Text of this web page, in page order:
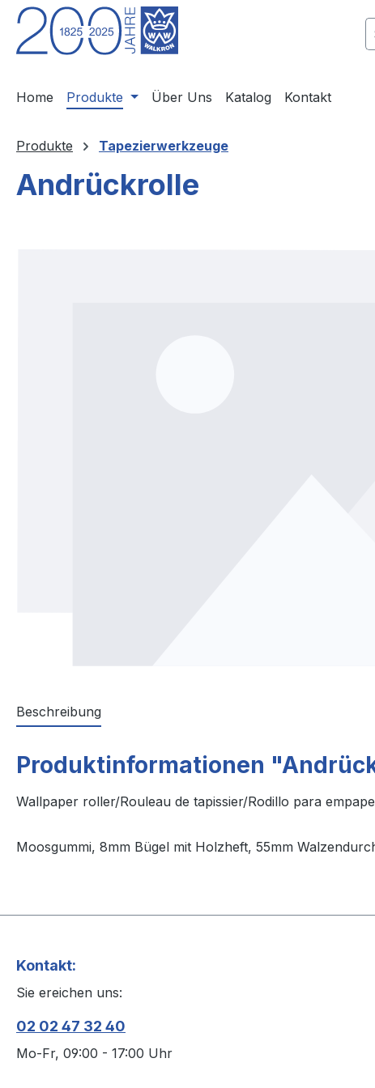
Hauptinhalt springen
Zur Suche springen
Zur Hauptnavigation springen
Home Produkte Über Uns Katalog Kontakt
Produkte Tapezierwerkzeuge
Andrückrolle
Beschreibung
Produktinformationen
Wallpaper roller/Rouleau de tapissier/Rodillo para
Moosgummi, 8mm Bügel mit Holzheft, 55mm
Kontakt:
Sie ereichen uns:
02 02 47 32 40
Mo-Fr, 09:00 - 17:00 Uhr